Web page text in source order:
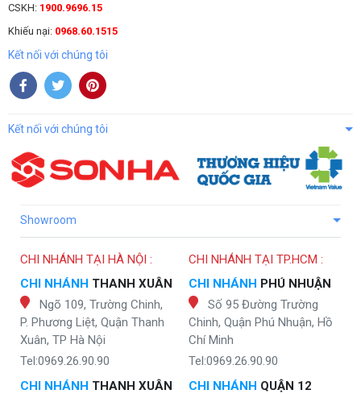
CSKH: 1900.9696.15
Khiếu nại: 0968.60.1515
Kết nối với chúng tôi
Kết nối với chúng tôi
Showroom
CHI NHÁNH TẠI HÀ NỘI :
CHI NHÁNH THANH XUÂN
Ngõ 109, Trường Chinh,
P. Phương Liệt, Quận Thanh
Xuân, TP Hà Nội
Tel:0969.26.90.90
CHI NHÁNH THANH XUÂN
CHI NHÁNH TẠI TP.HCM :
CHI NHÁNH PHÚ NHUẬN
Số 95 Đường Trường
Chinh, Quận Phú Nhuận, Hồ
Chí Minh
Tel:0969.26.90.90
CHI NHÁNH QUẬN 12